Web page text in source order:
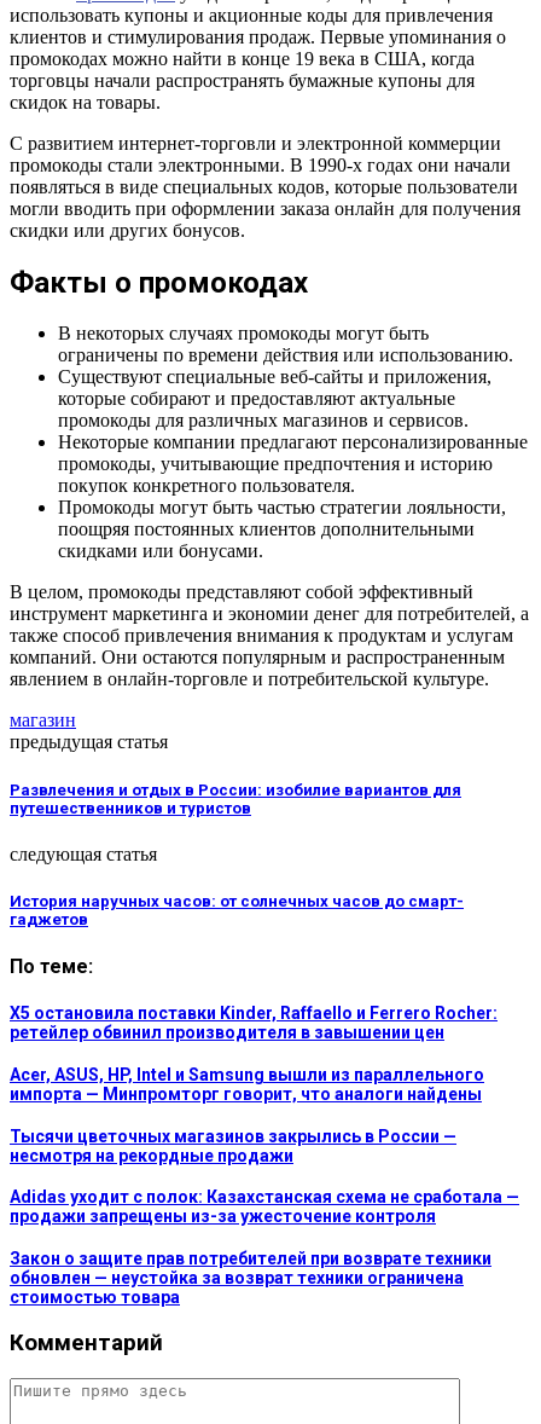
использовать купоны и акционные коды для привлечения
клиентов и стимулирования продаж. Первые упоминания о
промокодах можно найти в конце 19 века в США, когда
торговцы начали распространять бумажные купоны для
скидок на товары.
С развитием интернет-торговли и электронной коммерции
промокоды стали электронными. В 1990-х годах они начали
появляться в виде специальных кодов, которые пользователи
могли вводить при оформлении заказа онлайн для получения
скидки или других бонусов.
Факты о промокодах
В некоторых случаях промокоды могут быть
ограничены по времени действия или использованию.
Существуют специальные веб-сайты и приложения,
которые собирают и предоставляют актуальные
промокоды для различных магазинов и сервисов.
Некоторые компании предлагают персонализированные
промокоды, учитывающие предпочтения и историю
покупок конкретного пользователя.
Промокоды могут быть частью стратегии лояльности,
поощряя постоянных клиентов дополнительными
скидками или бонусами.
В целом, промокоды представляют собой эффективный
инструмент маркетинга и экономии денег для потребителей, а
также способ привлечения внимания к продуктам и услугам
компаний. Они остаются популярным и распространенным
явлением в онлайн-торговле и потребительской культуре.
магазин
предыдущая статья
Развлечения и отдых в России: изобилие вариантов для
путешественников и туристов
следующая статья
История наручных часов: от солнечных часов до смарт-
гаджетов
По теме:
Х5 остановила поставки Kinder, Raffaello и Ferrero Rocher:
ретейлер обвинил производителя в завышении цен
Acer, ASUS, HP, Intel и Samsung вышли из параллельного
импорта — Минпромторг говорит, что аналоги найдены
Тысячи цветочных магазинов закрылись в России —
несмотря на рекордные продажи
Adidas уходит с полок: Казахстанская схема не сработала —
продажи запрещены из-за ужесточение контроля
Закон о защите прав потребителей при возврате техники
обновлен — неустойка за возврат техники ограничена
стоимостью товара
Комментарий